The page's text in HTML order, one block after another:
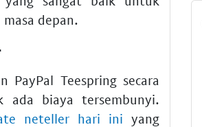
depan.
PayPal Teespring secara
ada biaya tersembunyi.
neteller hari ini yang